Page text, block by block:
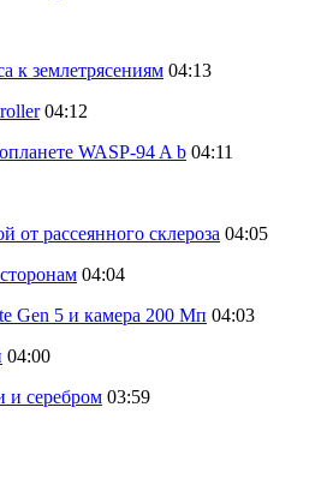
к землетрясениям 04:13
04:12
WASP-94 A b 04:11
рассеянного склероза 04:05
04:04
Gen 5 и камера 200 Мп 04:03
04:00
и серебром 03:59